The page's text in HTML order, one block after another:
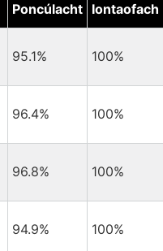
Poncúlacht Iontaofach
95.1% 100%
96.4% 100%
96.8% 100%
94.9% 100%